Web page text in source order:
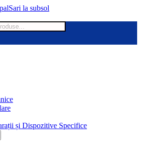
Sari la subsol
și Dispozitive Specifice